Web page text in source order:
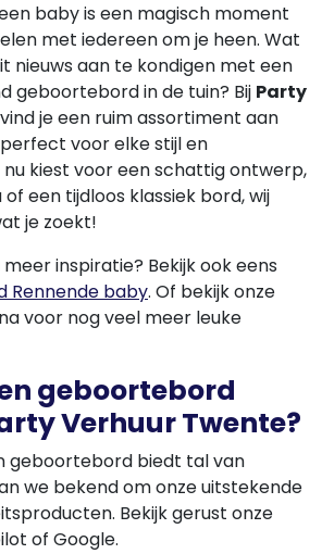
baby is een magisch moment
met iedereen om je heen. Wat
nieuws aan te kondigen met een
geboortebord in de tuin? Bij Party
vind je een ruim assortiment aan
voor elke stijl en
nu kiest voor een schattig ontwerp,
een tijdloos klassiek bord, wij
je zoekt!
inspiratie? Bekijk ook eens
Rennende baby. Of bekijk onze
voor nog veel meer leuke
geboortebord
Verhuur Twente?
geboortebord biedt tal van
we bekend om onze uitstekende
Bekijk gerust onze
of Google.